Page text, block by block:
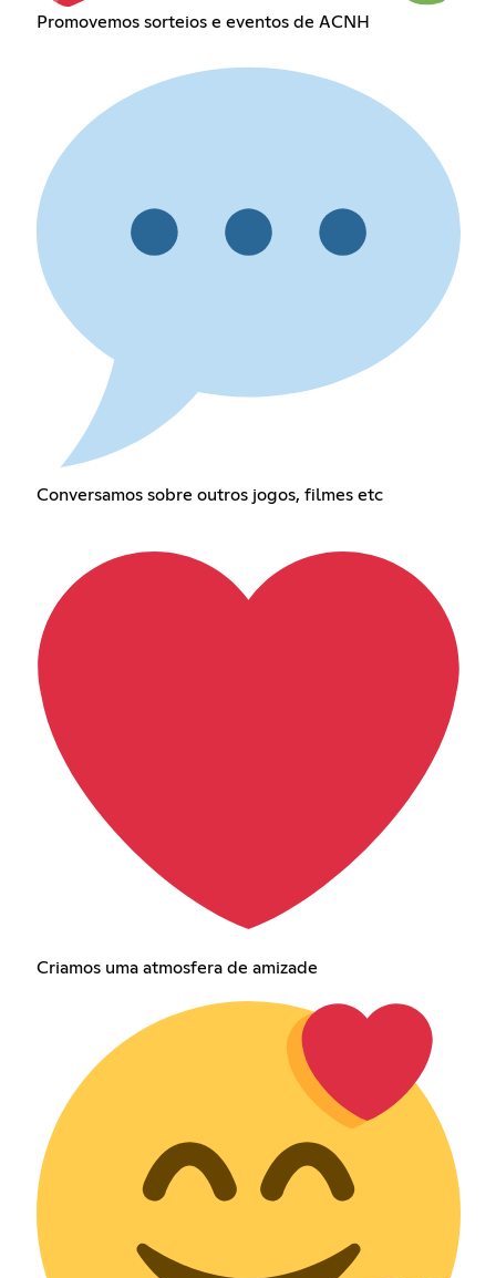
Promovemos sorteios e eventos de ACNH
Conversamos sobre outros jogos, filmes etc
Criamos uma atmosfera de amizade